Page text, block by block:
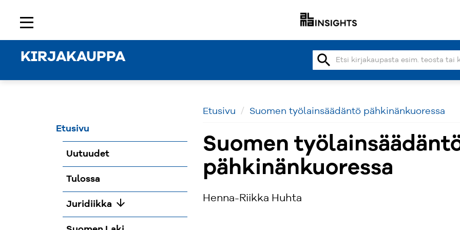
KIRJAKAUPPA search
Etusivu
Etusivu
Uutuudet
Tulossa
Juridiikka arrow_downward
Etusivu Suomen työlainsäädäntö pähkinänkuoressa
Suomen
pähkinänkuoressa
Henna-Riikka Huhta